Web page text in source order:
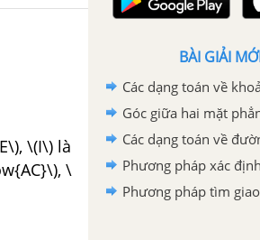
\(I\) là
\
BÀI GIẢI
Các dạng toán về
Góc giữa hai mặt